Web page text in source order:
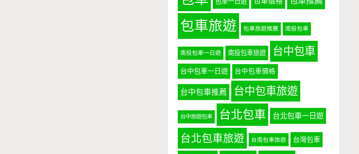
包車旅遊 包車旅遊推薦 南投包車
南投包車一日遊 南投包車旅遊 台中包車
台中包車一日遊 台中包車價格
台中包車推薦 台中包車旅遊
台中旅遊包車 台北包車 台北包車一日遊
台北包車旅遊 台南包車旅遊 台灣包車